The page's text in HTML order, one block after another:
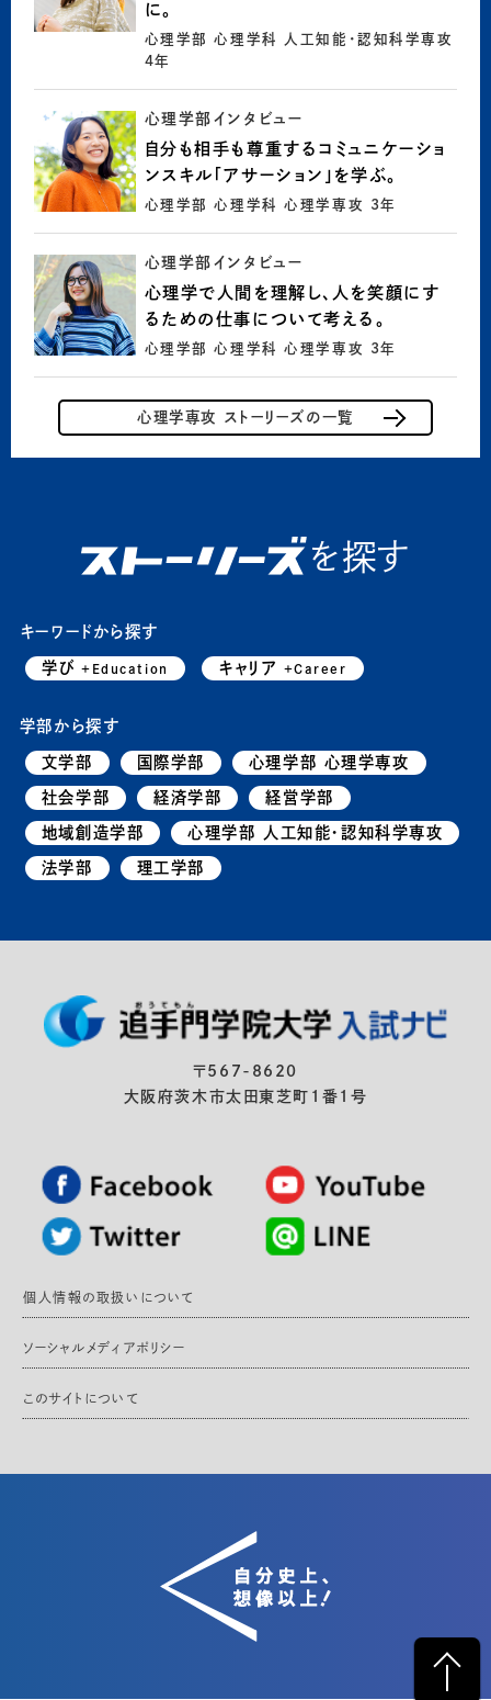
に。
心理学部 心理学科 人工知能・認知科学専攻
4年
心理学部インタビュー
自分も相手も尊重するコミュニケーショ
ンスキル「アサーション」を学ぶ。
心理学部 心理学科 心理学専攻 3年
心理学部インタビュー
心理学で人間を理解し、人を笑顔にす
るための仕事について考える。
心理学部 心理学科 心理学専攻 3年
心理学専攻 ストーリーズの一覧
を探す
キーワードから探す
学び +Education キャリア +Career
学部から探す
文学部 国際学部 心理学部 心理学専攻
社会学部 経済学部 経営学部
地域創造学部 心理学部 人工知能・認知科学専攻
法学部 理工学部
〒567-8620
大阪府茨木市太田東芝町1番1号
個人情報の取扱いについて
ソーシャルメディアポリシー
このサイトについて